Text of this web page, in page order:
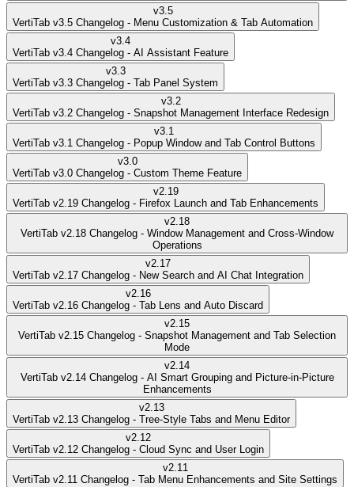
v3.5
VertiTab v3.5 Changelog - Menu Customization & Tab Automation
v3.4
VertiTab v3.4 Changelog - AI Assistant Feature
v3.3
VertiTab v3.3 Changelog - Tab Panel System
v3.2
VertiTab v3.2 Changelog - Snapshot Management Interface Redesign
v3.1
VertiTab v3.1 Changelog - Popup Window and Tab Control Buttons
v3.0
VertiTab v3.0 Changelog - Custom Theme Feature
v2.19
VertiTab v2.19 Changelog - Firefox Launch and Tab Enhancements
v2.18
VertiTab v2.18 Changelog - Window Management and Cross-Window
Operations
v2.17
VertiTab v2.17 Changelog - New Search and AI Chat Integration
v2.16
VertiTab v2.16 Changelog - Tab Lens and Auto Discard
v2.15
VertiTab v2.15 Changelog - Snapshot Management and Tab Selection
Mode
v2.14
VertiTab v2.14 Changelog - AI Smart Grouping and Picture-in-Picture
Enhancements
v2.13
VertiTab v2.13 Changelog - Tree-Style Tabs and Menu Editor
v2.12
VertiTab v2.12 Changelog - Cloud Sync and User Login
v2.11
VertiTab v2.11 Changelog - Tab Menu Enhancements and Site Settings